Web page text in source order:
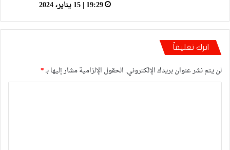
19:29 | 15 يناير، 2024
اترك تعليقاً
لن يتم نشر عنوان بريدك الإلكتروني. الحقول الإلزامية مشار إليها بـ*